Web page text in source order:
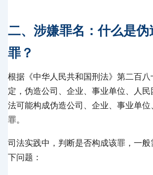
二、涉嫌罪名：什么是
罪？
根据《中华人民共和国刑法》第二百
定，伪造公司、企业、事业单位、人
法可能构成伪造公司、企业、事业单
罪。
司法实践中，判断是否构成该罪，一
下问题：